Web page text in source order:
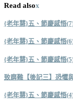
Read alsox
{老年慧}五、節慶感悟
{老年慧}五、節慶感悟
{老年慧}五、節慶感悟
致磨難【後記三】恐懼
{老年慧}五、節慶感悟